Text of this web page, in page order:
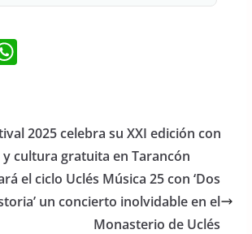
W
s
A
p
p
2025 celebra su XXI edición con
y cultura gratuita en Tarancón
el ciclo Uclés Música 25 con ‘Dos
un concierto inolvidable en el
Monasterio de Uclés